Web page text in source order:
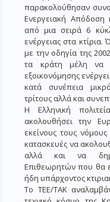
παρακολούθησαν
Ενεργειακή Απόδοση
από μια σειρά 6
ενέργειας στα
με την οδηγία της
τα κράτη μέλη να
εξοικονόμησης
κατά συνέπεια
τρίτους αλλά και
Η Ελληνική
ακολουθήσει την
εκείνους τους
κατασκευές να
αλλά και να
Επιθεωρητών που θα
ήδη υπάρχοντος
Το ΤΕΕ/ΤΑΚ